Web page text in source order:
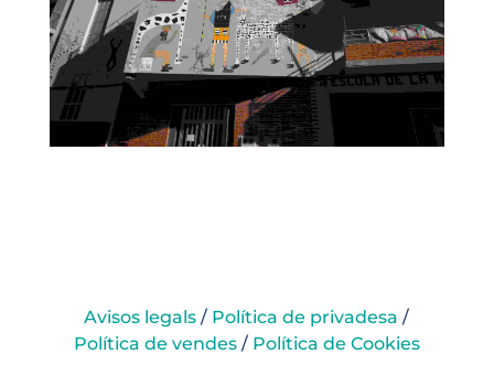
Avisos legals / Política de privadesa /
Política de vendes/ Política de Cookies